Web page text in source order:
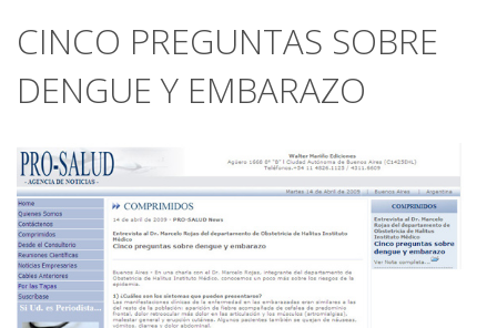
CINCO PREGUNTAS SOBRE
DENGUE Y EMBARAZO